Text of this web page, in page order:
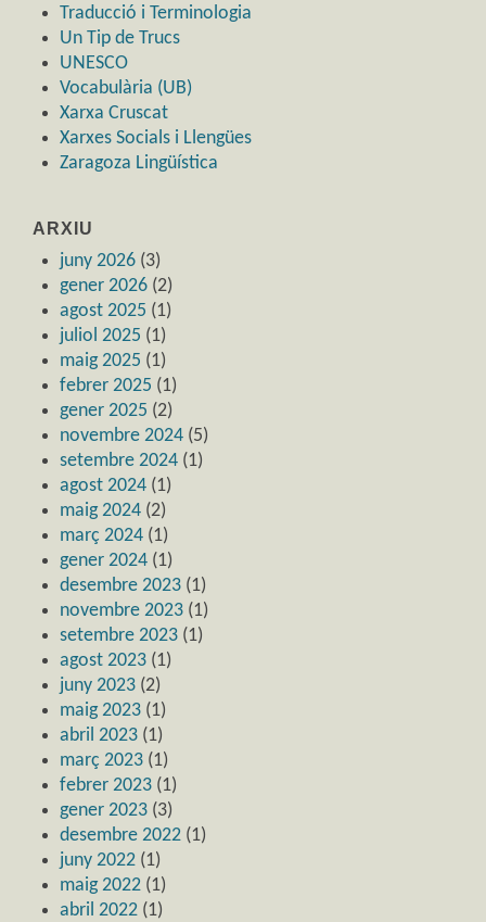
Traducció i Terminologia
Un Tip de Trucs
UNESCO
Vocabulària (UB)
Xarxa Cruscat
Xarxes Socials i Llengües
Zaragoza Lingüística
ARXIU
juny 2026 (3)
gener 2026 (2)
agost 2025 (1)
juliol 2025 (1)
maig 2025 (1)
febrer 2025 (1)
gener 2025 (2)
novembre 2024 (5)
setembre 2024 (1)
agost 2024 (1)
maig 2024 (2)
març 2024 (1)
gener 2024 (1)
desembre 2023 (1)
novembre 2023 (1)
setembre 2023 (1)
agost 2023 (1)
juny 2023 (2)
maig 2023 (1)
abril 2023 (1)
març 2023 (1)
febrer 2023 (1)
gener 2023 (3)
desembre 2022 (1)
juny 2022 (1)
maig 2022 (1)
abril 2022 (1)